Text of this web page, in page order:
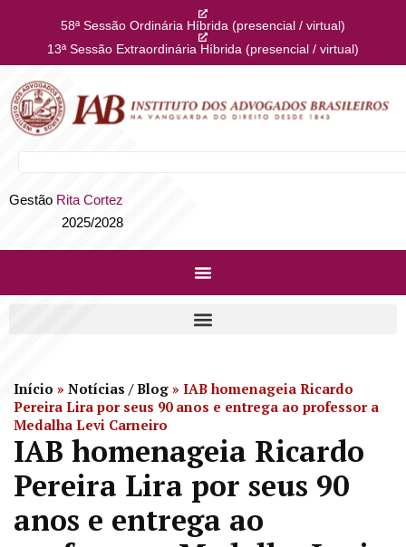
58ª Sessão Ordinária Híbrida (presencial / virtual)
13ª Sessão Extraordinária Híbrida (presencial / virtual)
Gestão Rita Cortez
2025/2028
Início » Notícias / Blog » IAB homenageia Ricardo
Pereira Lira por seus 90 anos e entrega ao professor a
Medalha Levi Carneiro
IAB homenageia Ricardo
Pereira Lira por seus 90
anos e entrega ao